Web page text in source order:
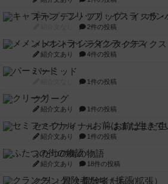
キャプテン・フリップ：イスラ
2件の投稿
メメントオンラインタクティクス
紹介文あり 4件の投稿
パーミッド
1件の投稿
クリーグ
紹介文あり 1件の投稿
セミファイナル ～お前はまだ生
紹介文あり 1件の投稿
ふたつの街の物語
紹介文あり 18件の投稿
クランク! ：冒険者たち（拡張）